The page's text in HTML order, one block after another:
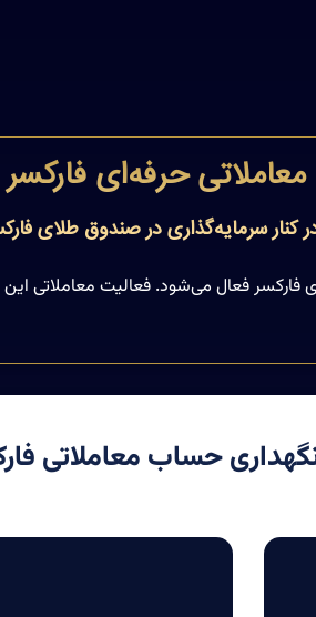
حرفه‌ای فارکسر
سرمایه‌گذاری در صندوق طلای
فعال می‌شود. فعالیت معاملاتی
حساب معاملاتی